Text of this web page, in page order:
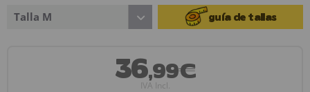
Talla M guía de tallas
36,99€
IVA Incl.